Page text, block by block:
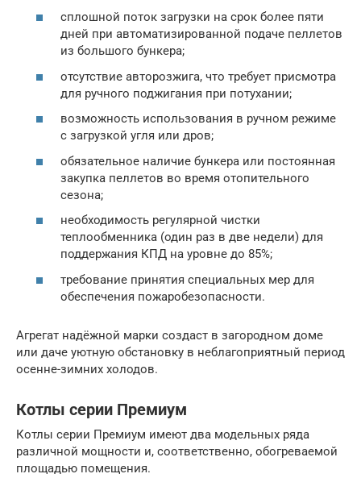
сплошной поток загрузки на срок более пяти
дней при автоматизированной подаче пеллетов
из большого бункера;
отсутствие авторозжига, что требует присмотра
для ручного поджигания при потухании;
возможность использования в ручном режиме
с загрузкой угля или дров;
обязательное наличие бункера или постоянная
закупка пеллетов во время отопительного
сезона;
необходимость регулярной чистки
теплообменника (один раз в две недели) для
поддержания КПД на уровне до 85%;
требование принятия специальных мер для
обеспечения пожаробезопасности.
Агрегат надёжной марки создаст в загородном доме
или даче уютную обстановку в неблагоприятный период
осенне-зимних холодов.
Котлы серии Премиум
Котлы серии Премиум имеют два модельных ряда
различной мощности и, соответственно, обогреваемой
площадью помещения.